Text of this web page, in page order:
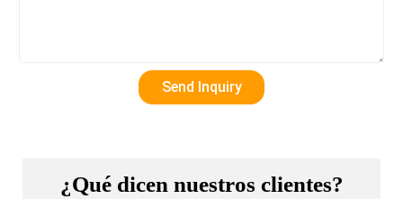
¿Qué dicen nuestros clientes?